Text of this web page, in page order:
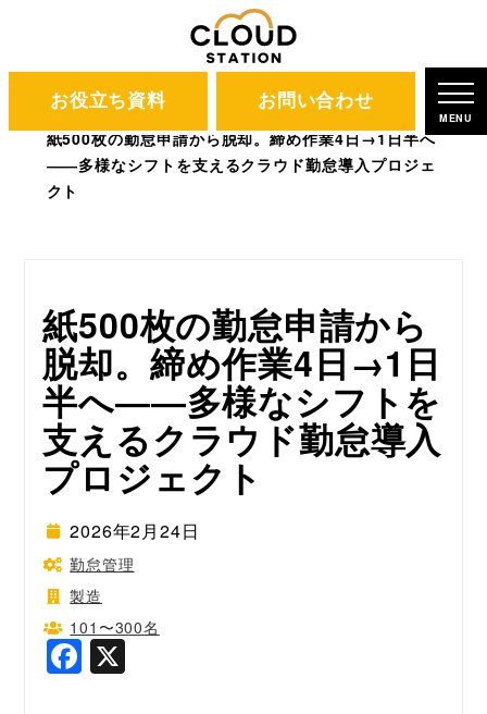
お役立ち資料 お問い合わせ
MENU
CLOUD STATION
ブログ
紙500枚の勤怠申請から脱却。締め作業4日→1日半へ
――多様なシフトを支えるクラウド勤怠導入プロジェ
クト
紙500枚の勤怠申請から
脱却。締め作業4日→1日
半へ――多様なシフトを
支えるクラウド勤怠導入
プロジェクト
2026年2月24日
勤怠管理
製造
101〜300名
F
a